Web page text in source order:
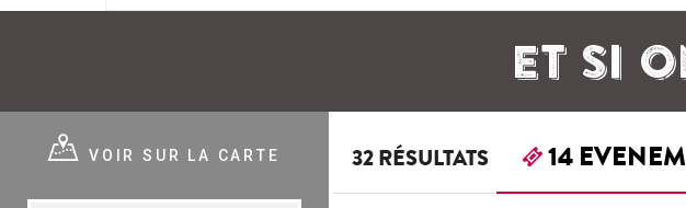
ET SI
VOIR SUR LA CARTE 32 RÉSULTATS 14